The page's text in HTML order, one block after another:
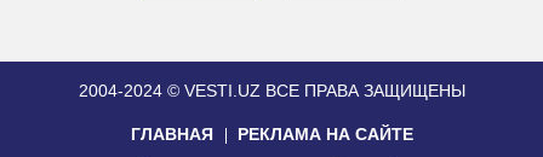
2004-2024 © VESTI.UZ ВСЕ ПРАВА ЗАЩИЩЕНЫ
ГЛАВНАЯ РЕКЛАМА НА САЙТЕ